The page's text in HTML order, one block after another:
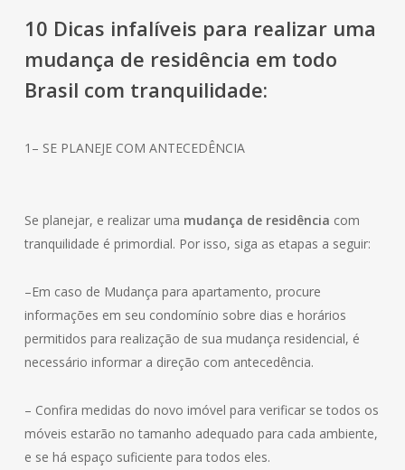
10 Dicas infalíveis para realizar uma
mudança de residência em todo
Brasil com tranquilidade:
1– SE PLANEJE COM ANTECEDÊNCIA
Se planejar, e realizar uma mudança de residência com
tranquilidade é primordial. Por isso, siga as etapas a seguir:
–Em caso de Mudança para apartamento, procure
informações em seu condomínio sobre dias e horários
permitidos para realização de sua mudança residencial, é
necessário informar a direção com antecedência.
– Confira medidas do novo imóvel para verificar se todos os
móveis estarão no tamanho adequado para cada ambiente,
e se há espaço suficiente para todos eles.